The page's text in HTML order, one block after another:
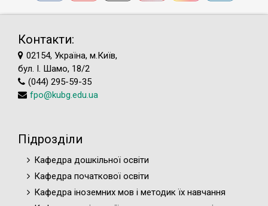
Контакти:
02154, Україна, м.Київ,
бул. І. Шамо, 18/2
(044) 295-59-35
fpo@kubg.edu.ua
Підрозділи
Кафедра дошкільної освіти
Кафедра початкової освіти
Кафедра іноземних мов і методик їх навчання